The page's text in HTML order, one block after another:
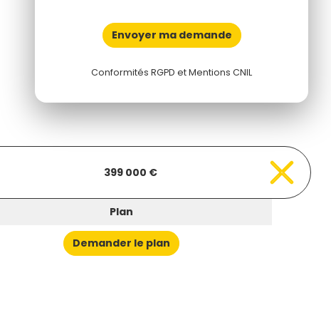
Envoyer ma demande
Conformités RGPD et Mentions CNIL
399 000 €
Plan
Demander le plan